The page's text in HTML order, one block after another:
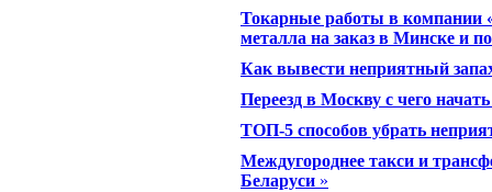
Токарные работы в компании
металла на заказ в Минске и
Как вывести неприятный
Переезд в Москву с чего начать
ТОП-5 способов убрать
Междугороднее такси и
Беларуси »